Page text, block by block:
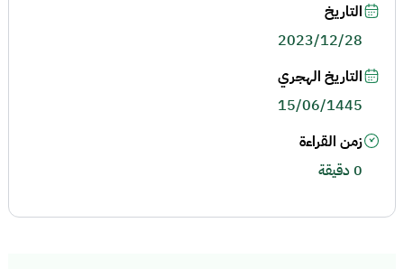
التاريخ
2023/12/28
التاريخ الهجري
15/06/1445
زمن القراءة
0 دقيقة